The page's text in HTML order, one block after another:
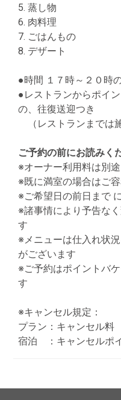
5. 蒸し物
6. 肉料理
7. ごはんもの
8. デザート
●時間 １７時～２０時
●レストランからポイ
の、往復送迎つき
（レストランまでは
ご予約の前にお読みく
※オーナー利用料は別
※既に満室の場合はご
※ご希望日の前日まで
※諸事情により予告な
す
※メニューは仕入れ状
がございます
※ご予約はポイントバ
す
※キャンセル規定：
プラン：キャンセ
宿泊 ：キャンセルポ